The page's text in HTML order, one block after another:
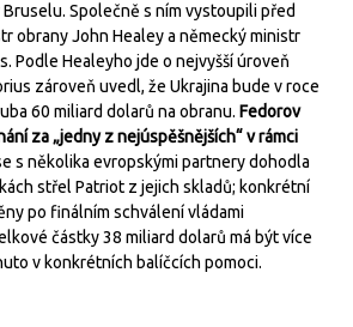
Společně s ním vystoupili před
obrany John Healey a německý ministr
Podle Healeyho jde o nejvyšší úroveň
zároveň uvedl, že Ukrajina bude v roce
60 miliard dolarů na obranu. Fedorov
za „jedny z nejúspěšnějších“ v rámci
s několika evropskými partnery dohodla
střel Patriot z jejich skladů; konkrétní
po finálním schválení vládami
částky 38 miliard dolarů má být více
v konkrétních balíčcích pomoci.